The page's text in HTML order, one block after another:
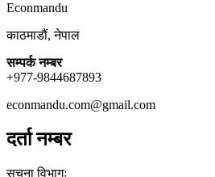
Econmandu
काठमाडौं, नेपाल
सम्पर्क नम्बर
+977-9844687893
econmandu.com@gmail.com
दर्ता नम्बर
सुचना विभागः